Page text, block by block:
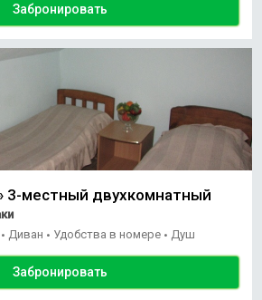
Забронировать
3-местный двухкомнатный
• Диван • Удобства в номере • Душ
Забронировать